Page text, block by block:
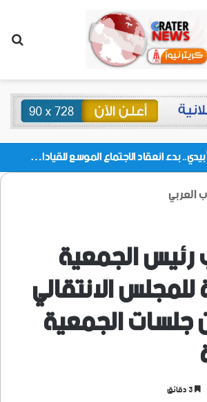
برعاية الرئيس الزُبيدي.. بدء انعقاد الاجتماع الموسع للقيادات المحلية بالعاصمة ولمديريات وكتل مجلس العموم ومنسقيات الجامعة بالعاصمة عدن
العربي
الجمعية
الانتقالي
الجمعية